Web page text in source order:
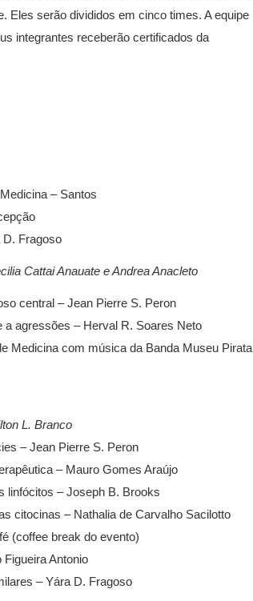
Eles serão divididos em cinco times. A equipe
integrantes receberão certificados da
– Santos
D. Fragoso
Cattai Anauate e Andrea Anacleto
central – Jean Pierre S. Peron
a agressões – Herval R. Soares Neto
Medicina com música da Banda Museu Pirata
L. Branco
– Jean Pierre S. Peron
– Mauro Gomes Araújo
linfócitos – Joseph B. Brooks
citocinas – Nathalia de Carvalho Sacilotto
(coffee break do evento)
Figueira Antonio
– Yára D. Fragoso